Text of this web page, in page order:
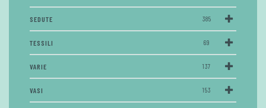
SEDUTE 385
TESSILI 69
VARIE 137
VASI 153